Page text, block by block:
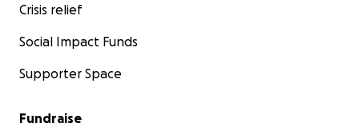
Crisis relief
Social Impact Funds
Supporter Space
Fundraise